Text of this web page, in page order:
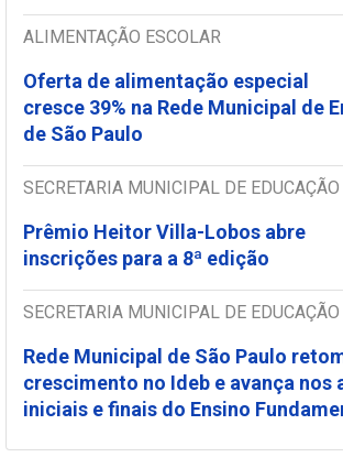
ALIMENTAÇÃO ESCOLAR
Oferta de alimentação especial
cresce 39% na Rede Municipal de
de São Paulo
SECRETARIA MUNICIPAL DE EDUCAÇÃO
Prêmio Heitor Villa-Lobos abre
inscrições para a 8ª edição
SECRETARIA MUNICIPAL DE EDUCAÇÃO
Rede Municipal de São Paulo
crescimento no Ideb e avança nos
iniciais e finais do Ensino